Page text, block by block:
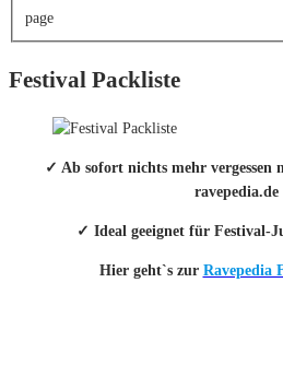
page
Festival Packliste
✓ Ab sofort nichts mehr vergessen
✓ Ideal geeignet für Festival-
Hier geht`s zur Ravepedia